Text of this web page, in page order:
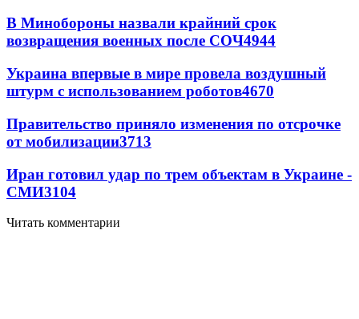
В Минобороны назвали крайний срок
возвращения военных после СОЧ4944
Украина впервые в мире провела воздушный
штурм с использованием роботов4670
Правительство приняло изменения по отсрочке
от мобилизации3713
Иран готовил удар по трем объектам в Украине -
СМИ3104
Читать комментарии